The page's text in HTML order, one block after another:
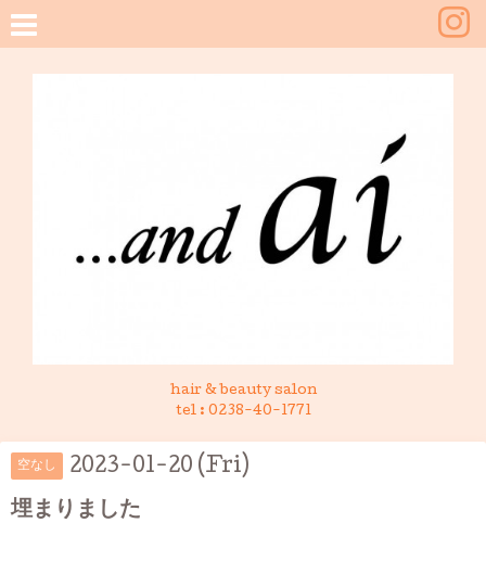
hair & beauty salon
tel : 0238-40-1771
空なし 2023-01-20 (Fri)
埋まりました